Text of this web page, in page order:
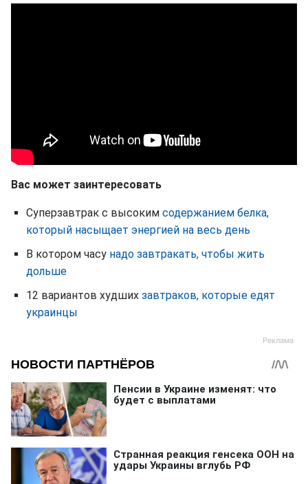
Вас может заинтересовать
Суперзавтрак с высоким содержанием белка,
который насыщает энергией на весь день
В котором часу надо завтракать, чтобы жить
дольше
12 вариантов худших завтраков, которые едят
украинцы